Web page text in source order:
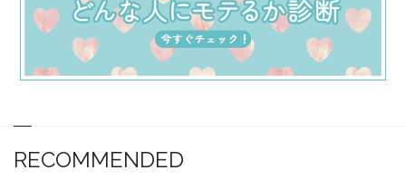
RECOMMENDED